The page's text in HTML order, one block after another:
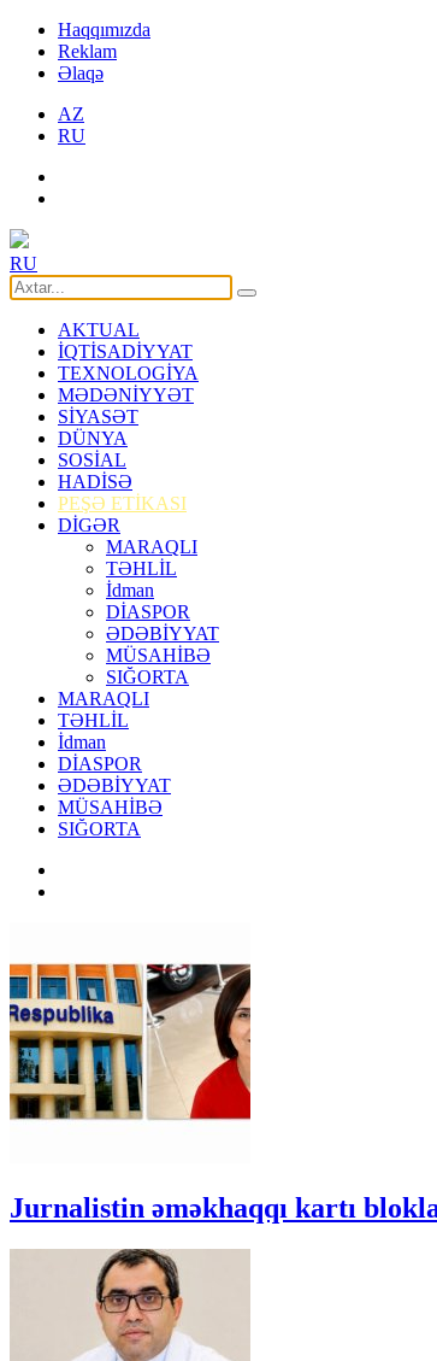
Haqqımızda
Reklam
Əlaqə
AZ
RU
RU
AKTUAL
İQTİSADİYYAT
TEXNOLOGİYA
MƏDƏNİYYƏT
SİYASƏT
DÜNYA
SOSİAL
HADİSƏ
PEŞƏ ETİKASI
DİGƏR
MARAQLI
TƏHLİL
İdman
DİASPOR
ƏDƏBİYYAT
MÜSAHİBƏ
SIĞORTA
MARAQLI
TƏHLİL
İdman
DİASPOR
ƏDƏBİYYAT
MÜSAHİBƏ
SIĞORTA
Jurnalistin əməkhaqqı kartı